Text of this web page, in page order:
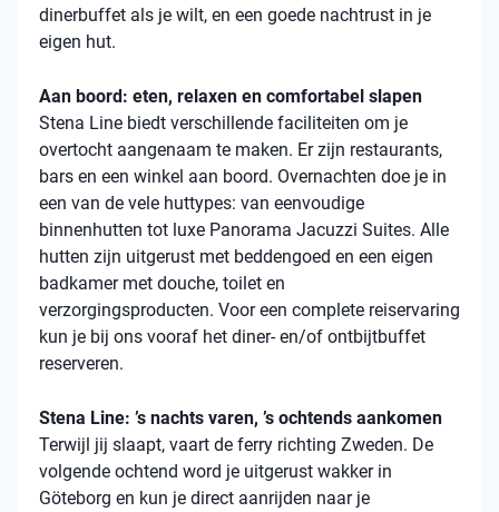
dinerbuffet als je wilt, en een goede nachtrust in je
eigen hut.
Aan boord: eten, relaxen en comfortabel slapen
Stena Line biedt verschillende faciliteiten om je
overtocht aangenaam te maken. Er zijn restaurants,
bars en een winkel aan boord. Overnachten doe je in
een van de vele huttypes: van eenvoudige
binnenhutten tot luxe Panorama Jacuzzi Suites. Alle
hutten zijn uitgerust met beddengoed en een eigen
badkamer met douche, toilet en
verzorgingsproducten. Voor een complete reiservaring
kun je bij ons vooraf het diner- en/of ontbijtbuffet
reserveren.
Stena Line: ’s nachts varen, ’s ochtends aankomen
Terwijl jij slaapt, vaart de ferry richting Zweden. De
volgende ochtend word je uitgerust wakker in
Göteborg en kun je direct aanrijden naar je